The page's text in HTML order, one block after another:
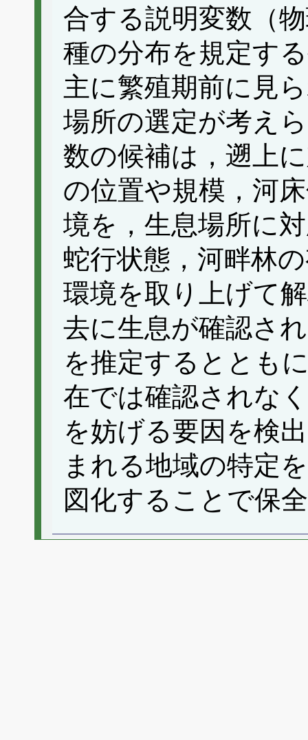
合する説明変数（
種の分布を規定す
主に繁殖期前に見
場所の選定が考え
数の候補は，遡上
の位置や規模，河
境を，生息場所に
蛇行状態，河畔林
環境を取り上げて
去に生息が確認さ
を推定するととも
在では確認されな
を妨げる要因を検
まれる地域の特定
図化することで保